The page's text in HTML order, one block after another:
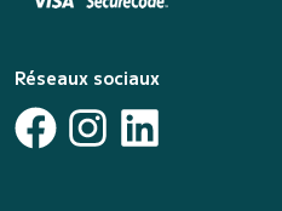
Réseaux sociaux